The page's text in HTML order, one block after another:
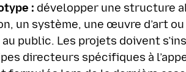
: développer une structure
un système, une œuvre d’art
public. Les projets doivent
directeurs spécifiques à